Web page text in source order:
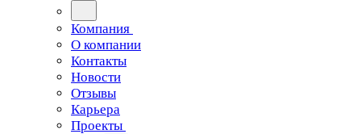
Компания
О компании
Контакты
Новости
Отзывы
Карьера
Проекты